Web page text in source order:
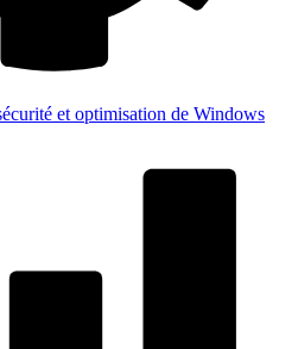
et optimisation de Windows